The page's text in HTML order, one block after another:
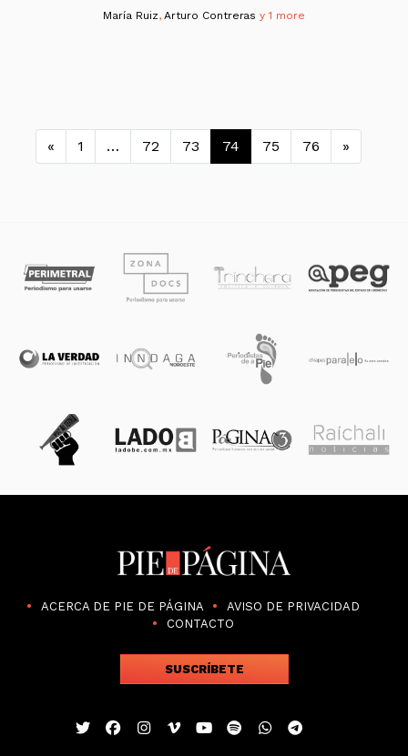
María Ruiz,Arturo Contreras y 1 more
Navegación de entradas
« 1 … 72 73 74 75 76 »
ACERCA DE PIE DE PÁGINA
AVISO DE PRIVACIDAD
CONTACTO
SUSCRÍBETE